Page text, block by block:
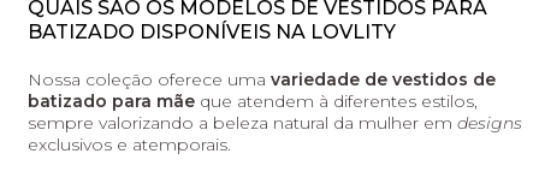
QUAIS SÃO OS MODELOS DE VESTIDOS PARA
BATIZADO DISPONÍVEIS NA LOVLITY
Nossa coleção oferece uma variedade de vestidos de
batizado para mãe que atendem à diferentes estilos,
sempre valorizando a beleza natural da mulher em designs
exclusivos e atemporais.